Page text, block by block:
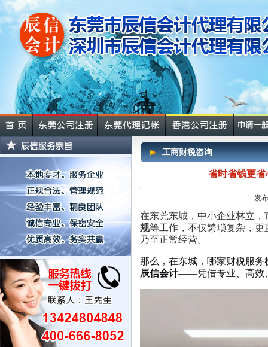
工商财税咨询
省时省钱更
发
在东莞东城，中小企业林立
规等工作，不仅繁琐复杂，
乃至正常经营。
那么，在东城，哪家财税服务
辰信会计——凭借专业、高效